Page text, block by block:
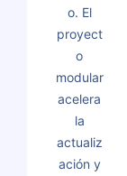
o. El
proyect
o
modular
acelera
la
actualiz
ación y